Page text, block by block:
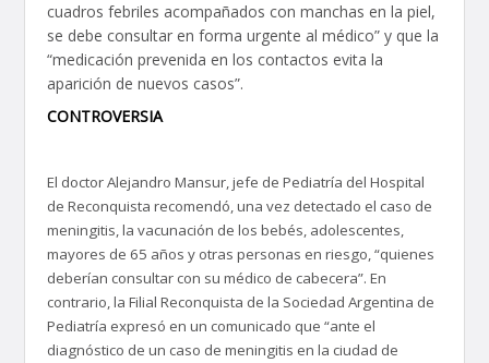
cuadros febriles acompañados con manchas en la piel,
se debe consultar en forma urgente al médico” y que la
“medicación prevenida en los contactos evita la
aparición de nuevos casos”.
CONTROVERSIA
El doctor Alejandro Mansur, jefe de Pediatría del Hospital
de Reconquista recomendó, una vez detectado el caso de
meningitis, la vacunación de los bebés, adolescentes,
mayores de 65 años y otras personas en riesgo, “quienes
deberían consultar con su médico de cabecera”. En
contrario, la Filial Reconquista de la Sociedad Argentina de
Pediatría expresó en un comunicado que “ante el
diagnóstico de un caso de meningitis en la ciudad de